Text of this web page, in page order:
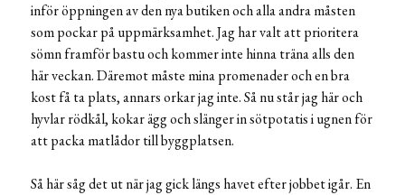
inför öppningen av den nya butiken och alla andra måsten
som pockar på uppmärksamhet. Jag har valt att prioritera
sömn framför bastu och kommer inte hinna träna alls den
här veckan. Däremot måste mina promenader och en bra
kost få ta plats, annars orkar jag inte. Så nu står jag här och
hyvlar rödkål, kokar ägg och slänger in sötpotatis i ugnen för
att packa matlådor till byggplatsen.
Så här såg det ut när jag gick längs havet efter jobbet igår. En